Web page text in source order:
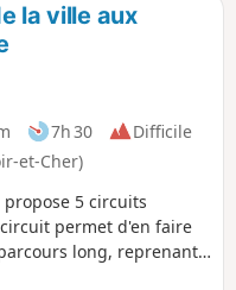
la ville aux
7h 30
Difficile
et-Cher)
propose 5 circuits
permet d'en faire
long, reprenant